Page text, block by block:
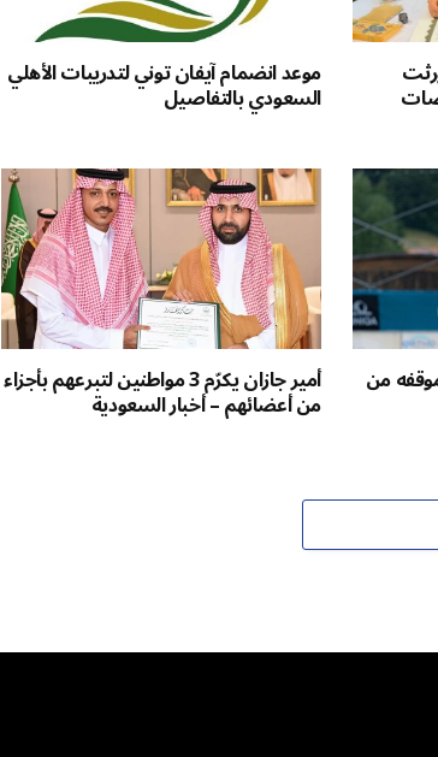
موعد انضمام آيفان توني لتدريبات الأهلي
السعودي بالتفاصيل
من أمير جازان يكرّم 3 مواطنين لتبرعهم بأجزاء
من أعضائهم – أخبار السعودية